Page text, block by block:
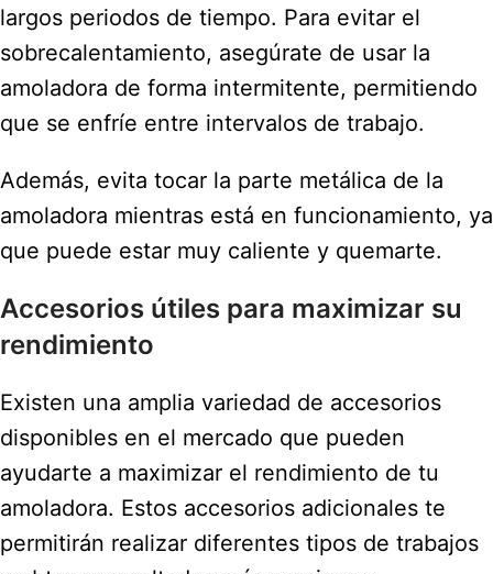
largos periodos de tiempo. Para evitar el
sobrecalentamiento, asegúrate de usar la
amoladora de forma intermitente, permitiendo
que se enfríe entre intervalos de trabajo.
Además, evita tocar la parte metálica de la
amoladora mientras está en funcionamiento, ya
que puede estar muy caliente y quemarte.
Accesorios útiles para maximizar su
rendimiento
Existen una amplia variedad de accesorios
disponibles en el mercado que pueden
ayudarte a maximizar el rendimiento de tu
amoladora. Estos accesorios adicionales te
permitirán realizar diferentes tipos de trabajos